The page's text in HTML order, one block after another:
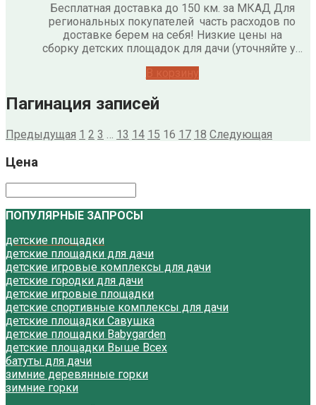
Бесплатная доставка до 150 км. за МКАД Для
региональных покупателей часть расходов по
доставке берем на себя! Низкие цены на
сборку детских площадок для дачи (уточняйте у…
Пагинация записей
Предыдущая 1 2 3 … 13 14 15 16 17 18 Следующая
Цена
ПОПУЛЯРНЫЕ ЗАПРОСЫ
детские площадки
детские площадки для дачи
детские игровые комплексы для дачи
детские городки для дачи
детские игровые площадки
детские спортивные комплексы для дачи
детские площадки Савушка
детские площадки Babygarden
детские площадки Выше Всех
батуты для дачи
зимние деревянные горки
зимние горки